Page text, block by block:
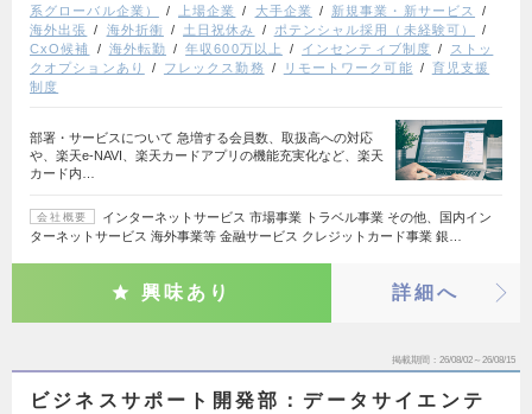
系グローバル企業）
上場企業 大手企業
新規事業・新サービス
海外出張
海外折衝 土日祝休み
ポテンシャル採用（未経験可）
CxO候補
海外転勤 年収600万以上 インセンティブ制度
ストッ
クオプションあり
フレックス勤務 リモートワーク可能
育児支援
制度
部署・サービスについて 急増する会員数、取扱高への対応
や、楽天e-NAVI、楽天カードアプリの機能充実化など、楽天
カード内…
会社概要
インターネットサービス 市場事業 トラベル事業 その他、国内イン
ターネットサービス 海外事業等 金融サービス クレジットカード事業 銀…
興味あり 詳細へ
掲載期間 26/08/02～26/08/15
ビジネスサポート開発部：データサイエンテ